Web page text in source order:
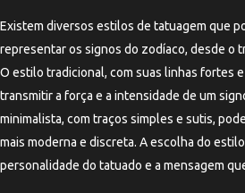
Existem diversos estilos de tatuagem que
representar os signos do zodíaco, desde o
O estilo tradicional, com suas linhas fortes
transmitir a força e a intensidade de um
minimalista, com traços simples e sutis,
mais moderna e discreta. A escolha do
personalidade do tatuado e a mensagem